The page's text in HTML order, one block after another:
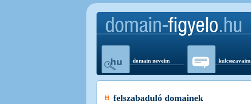
domain neveim kulcsszavaim
felszabaduló domainek